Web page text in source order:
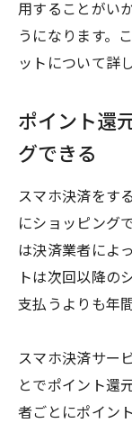
用することがい
うになります。
ットについて詳
ポイント還
グできる
スマホ決済をす
にショッピング
は決済業者によ
トは次回以降の
支払うよりも年
スマホ決済サー
とでポイント還
者ごとにポイン